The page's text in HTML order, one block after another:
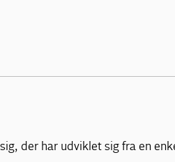
der har udviklet sig fra en